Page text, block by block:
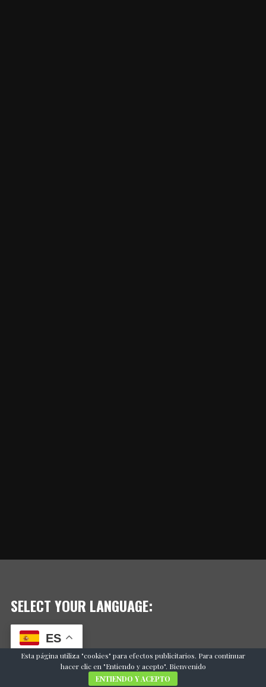
SELECT YOUR LANGUAGE:
ES
Esta página utiliza "cookies" para efectos publicitarios. Para continuar
hacer clic en "Entiendo y acepto". Bienvenido
ENTIENDO Y ACEPTO